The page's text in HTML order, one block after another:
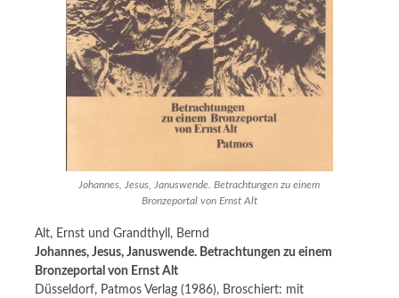
Johannes, Jesus, Januswende. Betrachtungen zu einem
Bronzeportal von Ernst Alt
Alt, Ernst und Grandthyll, Bernd
Johannes, Jesus, Januswende. Betrachtungen zu einem
Bronzeportal von Ernst Alt
Düsseldorf, Patmos Verlag (1986), Broschiert: mit